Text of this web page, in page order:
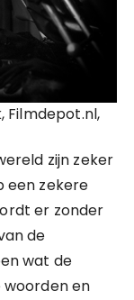
Filmdepot.nl,
zijn zeker
een zekere
er zonder
de
wat de
en